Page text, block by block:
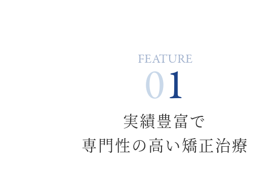
FEATURE
01
実績豊富で
専門性の高い矯正治療